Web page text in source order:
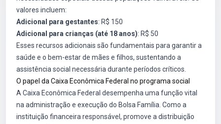
valores incluem:
Adicional para gestantes: R$ 150
Adicional para crianças (até 18 anos): R$ 50
Esses recursos adicionais são fundamentais para garantir a
saúde e o bem-estar de mães e filhos, sustentando a
assistência social necessária durante períodos críticos.
O papel da Caixa Econômica Federal no programa social
A Caixa Econômica Federal desempenha uma função vital
na administração e execução do Bolsa Família. Como a
instituição financeira responsável, promove a distribuição